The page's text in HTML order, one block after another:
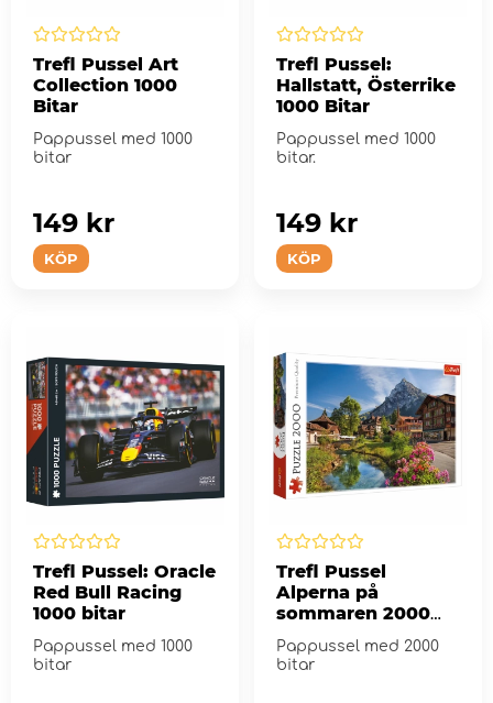
Trefl Pussel Art
Collection 1000
Bitar
Pappussel med 1000
bitar
KÖP
149 kr
Trefl Pussel:
Hallstatt, Österrike
1000 Bitar
Pappussel med 1000
bitar.
KÖP
149 kr
Trefl Pussel: Oracle
Red Bull Racing
1000 bitar
Pappussel med 1000
bitar
Trefl Pussel
Alperna på
sommaren 2000
Bitar
Pappussel med 2000
bitar